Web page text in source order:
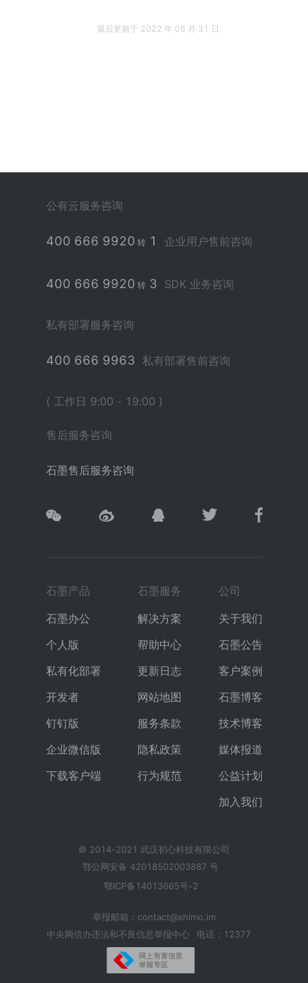
最后更新于 2022 年 08 月 31 日
公有云服务咨询
400 666 9920 转1 企业用户售前咨询
400 666 9920 转3 SDK 业务咨询
私有部署服务咨询
400 666 9963 私有部署售前咨询
( 工作日 9:00 - 19:00 )
售后服务咨询
石墨售后服务咨询
石墨产品
石墨办公
个人版
私有化部署
开发者
钉钉版
企业微信版
下载客户端
石墨服务
解决方案
帮助中心
更新日志
网站地图
服务条款
隐私政策
行为规范
公司
关于我们
石墨公告
客户案例
石墨博客
技术博客
媒体报道
公益计划
加入我们
© 2014-2021 武汉初心科技有限公司
鄂公网安备 42018502003887 号
鄂ICP备14013665号-2
举报邮箱：contact@shimo.im
中央网信办违法和不良信息举报中心
电话：12377